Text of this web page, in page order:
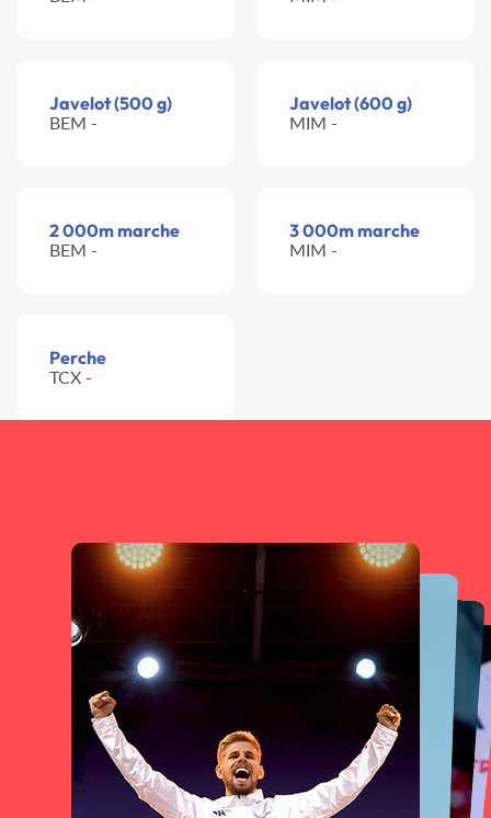
Javelot (500 g)
BEM -
Javelot (600 g)
MIM -
2 000m marche
BEM -
3 000m marche
MIM -
Perche
TCX -